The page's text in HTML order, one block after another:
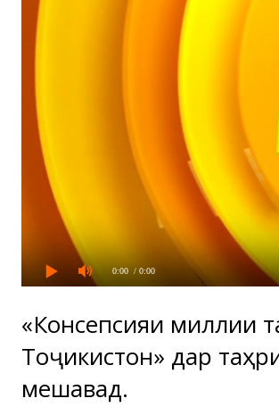
0:00 / 0:00
«Консепсияи миллии
Тоҷикистон» дар
мешавад.